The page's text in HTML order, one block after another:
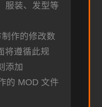
服装、发型等
作的修改数
将遵循此规
添加
的 MOD 文件